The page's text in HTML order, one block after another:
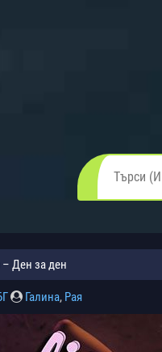
– Ден за ден
Галина, Рая